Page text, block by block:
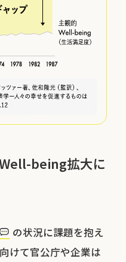
being拡大に
の状況に課題を抱え
けて官公庁や企業は